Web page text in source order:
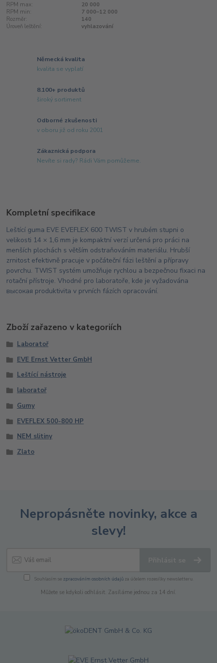
RPM max:
20 000
RPM min:
7 000–12 000
Rozměr:
140
Úroveň leštění:
vyhlazování
Německá kvalita
kvalita se vyplatí
8.100+ produktů
široký sortiment
Odborné zkušenosti
v oboru již od roku 2001
Zákaznická podpora
Nevíte si rady? Rádi Vám pomůžeme.
Kompletní specifikace
Leštící guma EVE EVEFLEX 600 TWIST v hrubém stupni o
velikosti 14 × 1,6 mm je kompaktní verzí určená pro práci na
menších plochách s větším odstraňováním materiálu. Hrubší
zrnitost efektivně pracuje v počáteční fázi leštění a přípravy
povrchu. TWIST systém umožňuje rychlou a bezpečnou fixaci na
rotační přístroje. Vhodné pro laboratoře, kde je vyžadována
высокая produktivita v prvních fázích opracování.
Zboží zařazeno v kategoriích
Laboratoř
EVE Ernst Vetter GmbH
Leštící nástroje
laboratoř
Gumy
EVEFLEX 500-800 HP
NEM slitiny
Zlato
Nepropásněte novinky, akce a
slevy!
Souhlasím se zpracováním osobních údajůza účelem rozesílky newsletteru.
Můžete se kdykoli odhlásit. Zasíláme jednou za 14 dní.